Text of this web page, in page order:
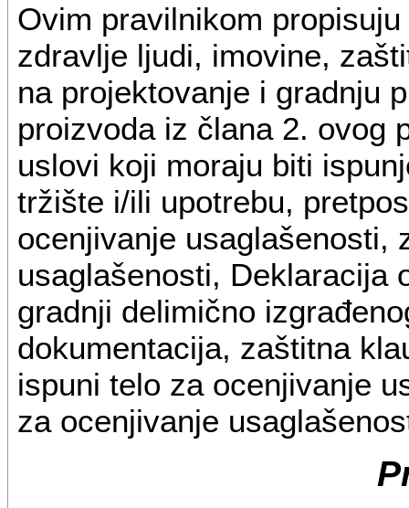
Ovim pravilnikom
zdravlje ljudi, imovine,
na projektovanje i gradnju
proizvoda iz člana 2. ovog
uslovi koji moraju biti
tržište i/ili upotrebu,
ocenjivanje usaglašenosti,
usaglašenosti, Deklaracija
gradnji delimično
dokumentacija, zaštitna
ispuni telo za ocenjivanje
za ocenjivanje